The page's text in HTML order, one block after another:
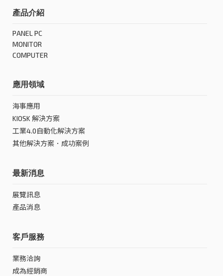
產品介紹
PANEL PC
MONITOR
COMPUTER
應用領域
海事應用
KIOSK 解決方案
工業4.0自動化解決方案
其他解決方案．成功案例
最新消息
展覽訊息
產品消息
客戶服務
業務洽詢
成為經銷商